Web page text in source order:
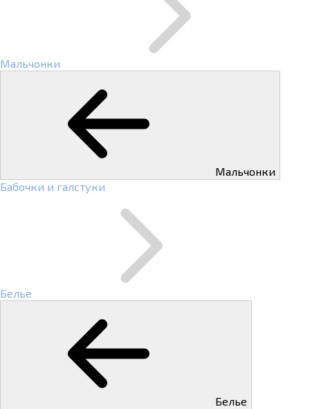
Мальчонки
Мальчонки
Бабочки и галстуки
Белье
Белье